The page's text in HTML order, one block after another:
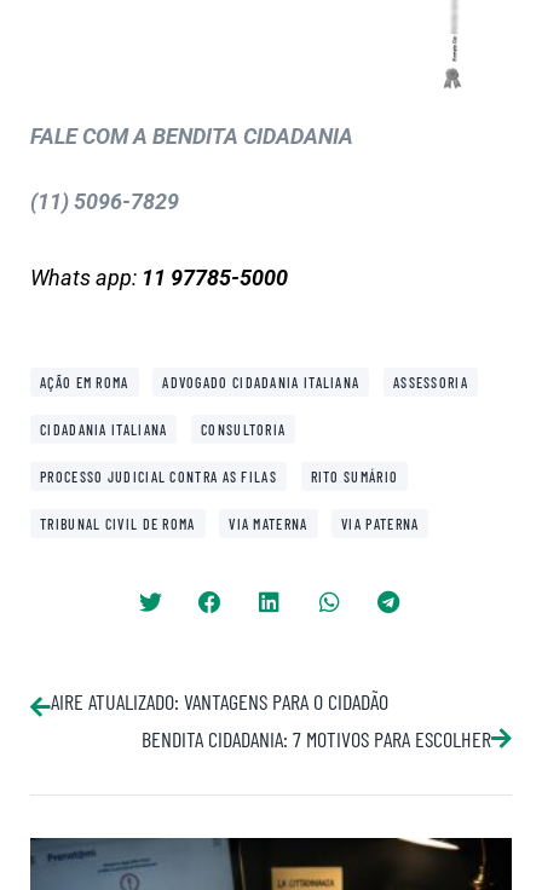
FALE COM A BENDITA CIDADANIA
(11) 5096-7829
Whats app: 11 97785-5000
AÇÃO EM ROMA ADVOGADO CIDADANIA ITALIANA ASSESSORIA
CIDADANIA ITALIANA CONSULTORIA
PROCESSO JUDICIAL CONTRA AS FILAS RITO SUMÁRIO
TRIBUNAL CIVIL DE ROMA VIA MATERNA VIA PATERNA
AIRE ATUALIZADO: VANTAGENS PARA O CIDADÃO
BENDITA CIDADANIA: 7 MOTIVOS PARA ESCOLHER